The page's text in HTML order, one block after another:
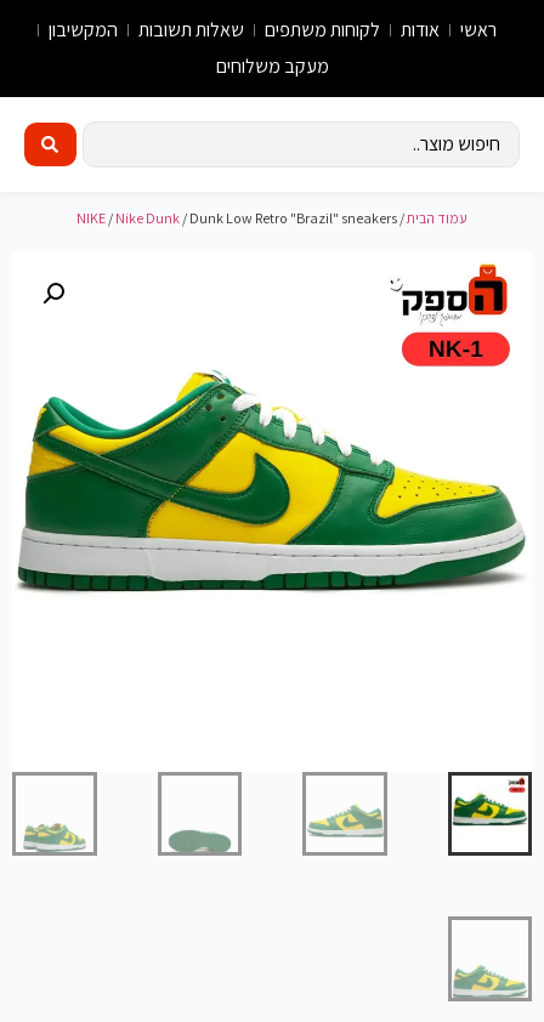
ראשי אודות לקוחות משתפים שאלות תשובות
המקשיבון
מעקב משלוחים
עמוד הבית/
NIKE / Nike Dunk / Dunk Low Retro "Brazil" sneakers